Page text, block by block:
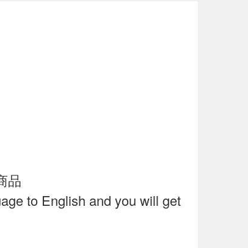
品
to English and you will get